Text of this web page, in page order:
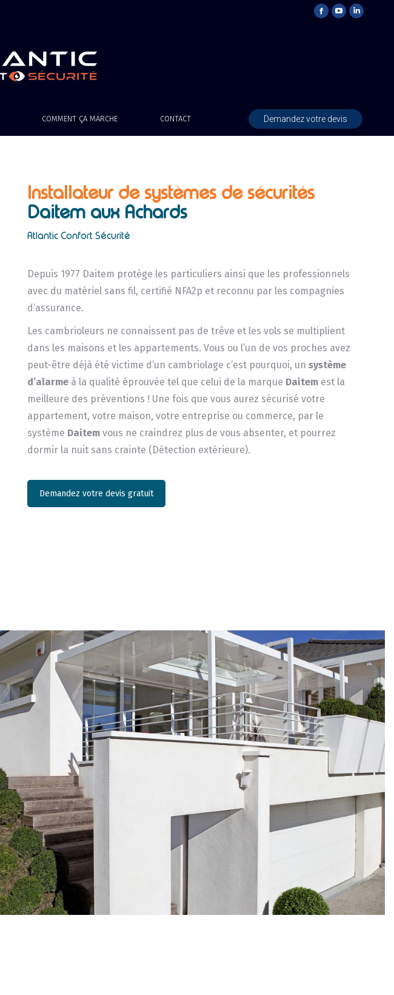
COMMENT ÇA MARCHE CONTACT Demandez votre devis
Installateur de systèmes de sécurités
Daitem aux Achards
Atlantic Confort Sécurité
Depuis 1977 Daitem protège les particuliers ainsi que les professionnels
avec du matériel sans fil, certifié NFA2p et reconnu par les compagnies
d’assurance.
Les cambrioleurs ne connaissent pas de trêve et les vols se multiplient
dans les maisons et les appartements. Vous ou l’un de vos proches avez
peut-être déjà été victime d’un cambriolage c’est pourquoi, unsystème
d’alarme à la qualité éprouvée tel que celui de la marque Daitem est la
meilleure des préventions ! Une fois que vous aurez sécurisé votre
appartement, votre maison, votre entreprise ou commerce, par le
système Daitem vous ne craindrez plus de vous absenter, et pourrez
dormir la nuit sans crainte (Détection extérieure).
Demandez votre devis gratuit